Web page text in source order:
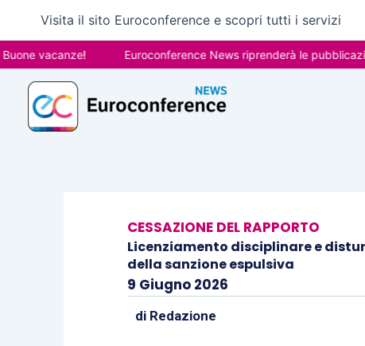
contenuto
Visita il sito Euroconference e scopri tutti i servizi
vacanze! Euroconference News riprenderà le pubblicazioni il
CESSAZIONE DEL RAPPORTO
Licenziamento disciplinare e
della sanzione espulsiva
9 Giugno 2026
di Redazione